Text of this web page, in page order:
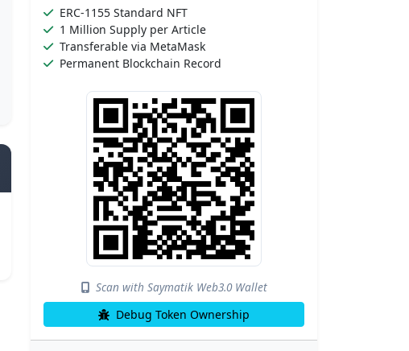
ERC-1155 Standard NFT
1 Million Supply per Article
Transferable via MetaMask
Permanent Blockchain Record
Scan with Saymatik Web3.0 Wallet
Debug Token Ownership